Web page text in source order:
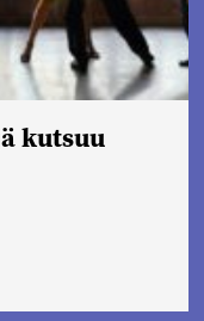
kutsuu